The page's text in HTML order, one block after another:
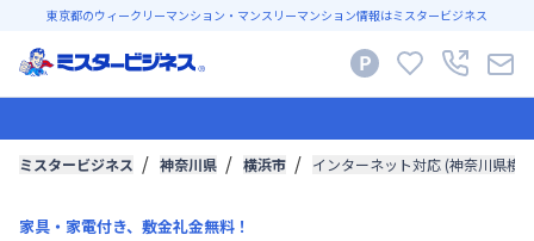
東京都のウィークリーマンション・マンスリーマンション情報はミスタービジネス
ミスタービジネス 神奈川県 横浜市 インターネット対応 (神奈川県横
家具・家電付き、敷金礼金無料！